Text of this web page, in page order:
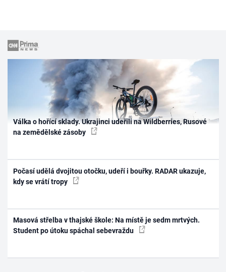
Válka o hořící sklady. Ukrajinci udeřili na Wildberries, Rusové
na zemědělské zásoby
Počasí udělá dvojitou otočku, udeří i bouřky. RADAR ukazuje,
kdy se vrátí tropy
Masová střelba v thajské škole: Na místě je sedm mrtvých.
Student po útoku spáchal sebevraždu